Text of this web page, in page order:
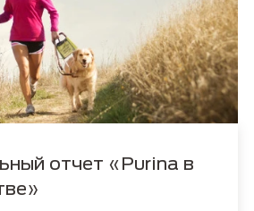
отчет «Purina в